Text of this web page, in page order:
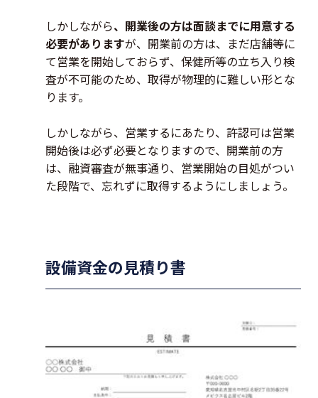
しかしながら、開業後の方は面談までに用意する
必要がありますが、開業前の方は、まだ店舗等に
て営業を開始しておらず、保健所等の立ち入り検
査が不可能のため、取得が物理的に難しい形とな
ります。
しかしながら、営業するにあたり、許認可は営業
開始後は必ず必要となりますので、開業前の方
は、融資審査が無事通り、営業開始の目処がつい
た段階で、忘れずに取得するようにしましょう。
設備資金の見積り書